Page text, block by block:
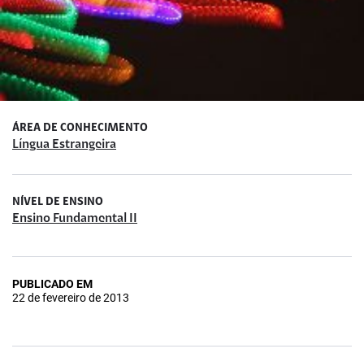
ÁREA DE CONHECIMENTO
Língua Estrangeira
NÍVEL DE ENSINO
Ensino Fundamental II
PUBLICADO EM
22 de fevereiro de 2013